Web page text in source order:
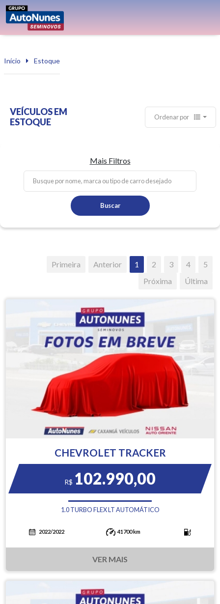
Início Estoque
VEÍCULOS EM
ESTOQUE
Ordenar por
Mais Filtros
Buscar
Primeira Anterior 1 2 3 4
5
Próxima
Última
CHEVROLET TRACKER
R$ 102.990,00
1.0 TURBO FLEX LT AUTOMÁTICO
2022/2022 41700 km
VER MAIS